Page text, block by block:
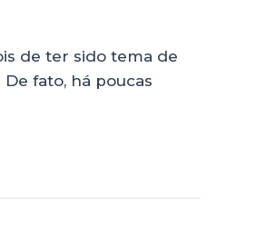
de ter sido tema de
fato, há poucas